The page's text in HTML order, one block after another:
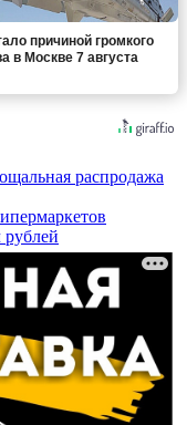
причиной громкого
в Москве 7 августа
распродажа
рублей